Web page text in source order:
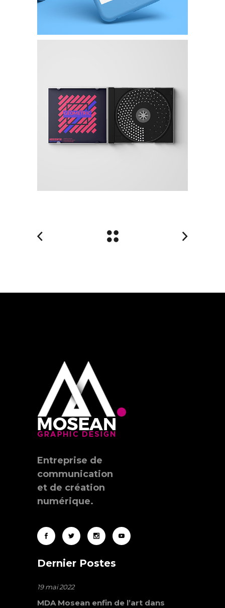
Entreprise de
communication
et de création
numérique.
Dernier Postes
19 mai 2022
MDA Mosean enfin de l’art dans